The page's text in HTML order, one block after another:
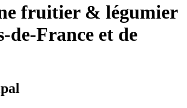
fruitier & légumier
de-France et de